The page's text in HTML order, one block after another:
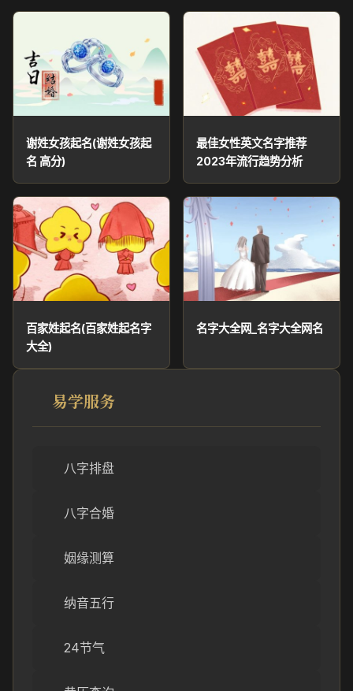
谢姓女孩起名(谢姓女孩起
名 高分)
最佳女性英文名字推荐
2023年流行趋势分析
百家姓起名(百家姓起名字
大全)
名字大全网_名字大全网名
易学服务
八字排盘
八字合婚
姻缘测算
纳音五行
24节气